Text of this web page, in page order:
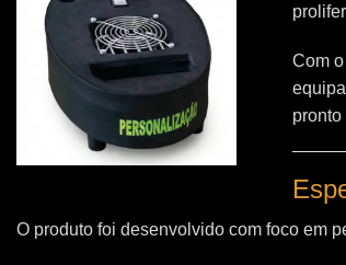
Com
pronto
O produto foi desenvolvido com foco em